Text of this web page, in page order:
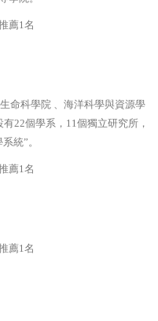
薦1名
命科學院
、海洋科學與資源學
22個學系，11個獨立研究所，
統”。
薦1名
薦1名